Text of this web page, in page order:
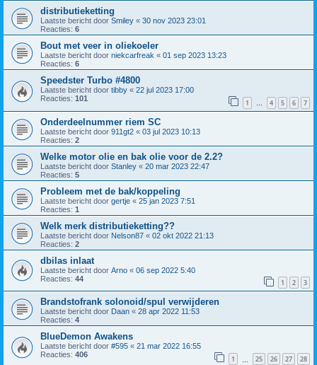
distributieketting
Laatste bericht door Smiley « 30 nov 2023 23:01
Reacties: 6
Bout met veer in oliekoeler
Laatste bericht door niekcarfreak « 01 sep 2023 13:23
Reacties: 6
Speedster Turbo #4800
Laatste bericht door tibby « 22 jul 2023 17:00
Reacties: 101 1 … 4 5 6 7
Onderdeelnummer riem SC
Laatste bericht door 911gt2 « 03 jul 2023 10:13
Reacties: 2
Welke motor olie en bak olie voor de 2.2?
Laatste bericht door Stanley « 20 mar 2023 22:47
Reacties: 5
Probleem met de bak/koppeling
Laatste bericht door gertje « 25 jan 2023 7:51
Reacties: 1
Welk merk distributieketting??
Laatste bericht door Nelson87 « 02 okt 2022 21:13
Reacties: 2
dbilas inlaat
Laatste bericht door Arno « 06 sep 2022 5:40
Reacties: 44 1 2 3
Brandstofrank solonoid/spul verwijderen
Laatste bericht door Daan « 28 apr 2022 11:53
Reacties: 4
BlueDemon Awakens
Laatste bericht door #595 « 21 mar 2022 16:55
Reacties: 406 1 25 26 27 28